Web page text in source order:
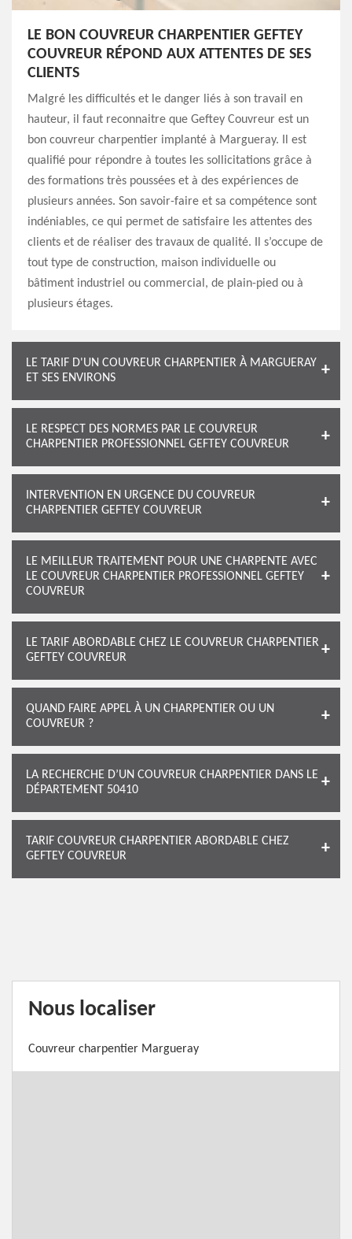
LE BON COUVREUR CHARPENTIER GEFTEY
COUVREUR RÉPOND AUX ATTENTES DE SES
CLIENTS
Malgré les difficultés et le danger liés à son travail en
hauteur, il faut reconnaitre que Geftey Couvreur est un
bon couvreur charpentier implanté à Margueray. Il est
qualifié pour répondre à toutes les sollicitations grâce à
des formations très poussées et à des expériences de
plusieurs années. Son savoir-faire et sa compétence sont
indéniables, ce qui permet de satisfaire les attentes des
clients et de réaliser des travaux de qualité. Il s’occupe de
tout type de construction, maison individuelle ou
bâtiment industriel ou commercial, de plain-pied ou à
plusieurs étages.
LE TARIF D'UN COUVREUR CHARPENTIER À MARGUERAY
ET SES ENVIRONS
LE RESPECT DES NORMES PAR LE COUVREUR
CHARPENTIER PROFESSIONNEL GEFTEY COUVREUR
INTERVENTION EN URGENCE DU COUVREUR
CHARPENTIER GEFTEY COUVREUR
LE MEILLEUR TRAITEMENT POUR UNE CHARPENTE AVEC
LE COUVREUR CHARPENTIER PROFESSIONNEL GEFTEY
COUVREUR
LE TARIF ABORDABLE CHEZ LE COUVREUR CHARPENTIER
GEFTEY COUVREUR
QUAND FAIRE APPEL À UN CHARPENTIER OU UN
COUVREUR ?
LA RECHERCHE D’UN COUVREUR CHARPENTIER DANS LE
DÉPARTEMENT 50410
TARIF COUVREUR CHARPENTIER ABORDABLE CHEZ
GEFTEY COUVREUR
Nous localiser
Couvreur charpentier Margueray